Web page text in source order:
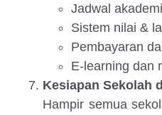
Jadwal
Sistem nilai &
Pembayaran
E-learning dan
Kesiapan Sekolah
Hampir semua